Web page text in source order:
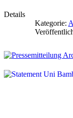
Details
Kategorie: